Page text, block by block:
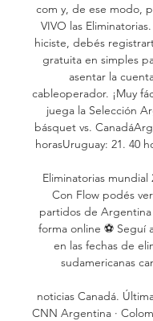
com y, de ese modo,
VIVO las
hiciste, debés
gratuita en simples
asentar la
cableoperador. ¡Muy
juega la Selección
básquet vs.
horasUruguay: 21. 40
Eliminatorias mundial
Con Flow podés
partidos de Argentina
forma online ⚽ Seguí
en las fechas de
sudamericanas
noticias Canadá.
CNN Argentina ·